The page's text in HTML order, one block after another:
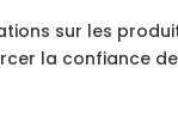
sur les
la confiance